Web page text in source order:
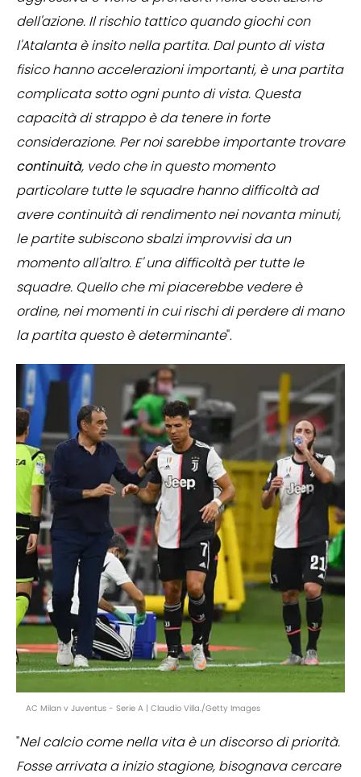
dell'azione. Il rischio tattico quando giochi con
l'Atalanta è insito nella partita. Dal punto di vista
fisico hanno accelerazioni importanti, è una partita
complicata sotto ogni punto di vista. Questa
capacità di strappo è da tenere in forte
considerazione. Per noi sarebbe importante trovare
continuità, vedo che in questo momento
particolare tutte le squadre hanno difficoltà ad
avere continuità di rendimento nei novanta minuti,
le partite subiscono sbalzi improvvisi da un
momento all'altro. E' una difficoltà per tutte le
squadre. Quello che mi piacerebbe vedere è
ordine, nei momenti in cui rischi di perdere di mano
la partita questo è determinante".
AC Milan v Juventus - Serie A | Claudio Villa./Getty Images
"Nel calcio come nella vita è un discorso di priorità.
Fosse arrivata a inizio stagione, bisognava cercare